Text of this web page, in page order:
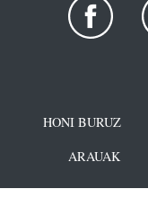
HONI BURUZ
ARAUAK